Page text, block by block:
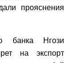
прояснения
банка Нгози
на экспорт